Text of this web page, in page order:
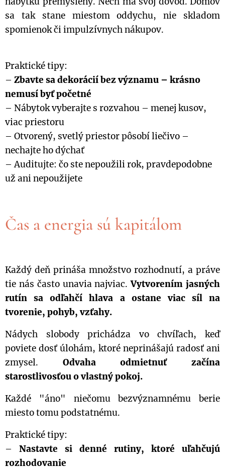
sa tak stane miestom oddychu, nie skladom
spomienok či impulzívnych nákupov.
Praktické tipy:
– Zbavte sa dekorácií bez významu – krásno
nemusí byť početné
– Nábytok vyberajte s rozvahou – menej kusov,
viac priestoru
– Otvorený, svetlý priestor pôsobí liečivo –
nechajte ho dýchať
– Auditujte: čo ste nepoužili rok, pravdepodobne
už ani nepoužijete
Čas a energia sú kapitálom
Každý deň prináša množstvo rozhodnutí, a práve
tie nás často unavia najviac.Vytvorením jasných
rutín sa odľahčí hlava a ostane viac síl na
tvorenie, pohyb, vzťahy.
Nádych slobody prichádza vo chvíľach, keď
poviete dosť úlohám, ktoré neprinášajú radosť ani
zmysel. Odvaha odmietnuť začína
starostlivosťou o vlastný pokoj.
Každé "áno" niečomu bezvýznamnému berie
miesto tomu podstatnému.
Praktické tipy:
– Nastavte si denné rutiny, ktoré uľahčujú
rozhodovanie